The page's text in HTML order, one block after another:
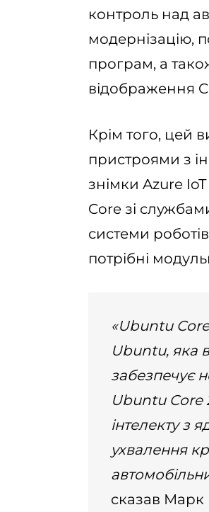
контроль над
модернізацію,
програм, а
відображення
Крім того, цей
пристроями з
знімки Azure
Core зі
системи
потрібні
«Ubuntu
Ubuntu, яка
забезпечує
Ubuntu Core
інтелекту з
ухвалення
сказав Марк